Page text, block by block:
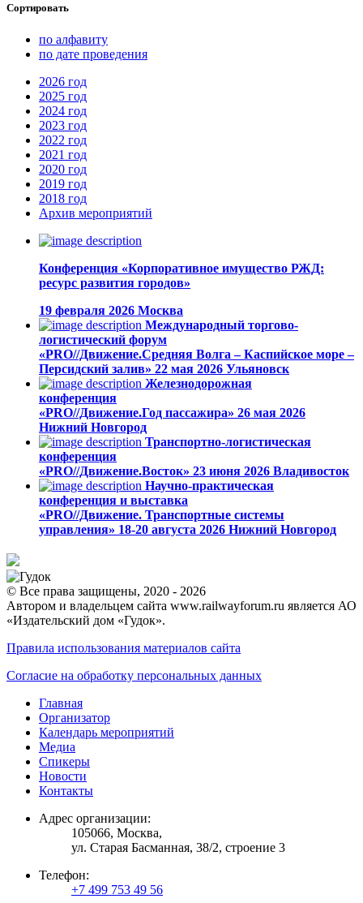
Сортировать
по алфавиту
по дате проведения
2026 год
2025 год
2024 год
2023 год
2022 год
2021 год
2020 год
2019 год
2018 год
Архив мероприятий
Конференция «Корпоративное имущество РЖД:
ресурс развития городов»
19 февраля 2026 Москва
Международный торгово-
логистический форум
«PRO//Движение.Средняя Волга – Каспийское море –
Персидский залив» 22 мая 2026 Ульяновск
Железнодорожная
конференция
«PRO//Движение.Год пассажира» 26 мая 2026
Нижний Новгород
Транспортно-логистическая
конференция
«PRO//Движение.Восток» 23 июня 2026 Владивосток
Научно-практическая
конференция и выставка
«PRO//Движение. Транспортные системы
управления» 18-20 августа 2026 Нижний Новгород
© Все права защищены, 2020 - 2026
Автором и владельцем сайта www.railwayforum.ru является АО
«Издательский дом «Гудок».
Правила использования материалов сайта
Согласие на обработку персональных данных
Главная
Организатор
Календарь мероприятий
Медиа
Спикеры
Новости
Контакты
Адрес организации:
105066, Москва,
ул. Старая Басманная, 38/2, строение 3
Телефон:
+7 499 753 49 56